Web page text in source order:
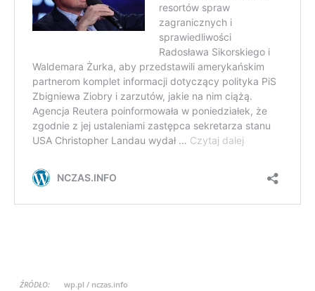
ŹRÓDŁO:
wp.pl / nczas.info